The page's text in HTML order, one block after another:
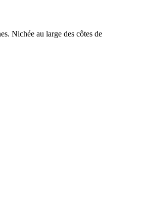
Nichée au large des côtes de